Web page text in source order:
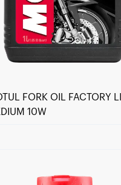
FORK OIL FACTORY
10W